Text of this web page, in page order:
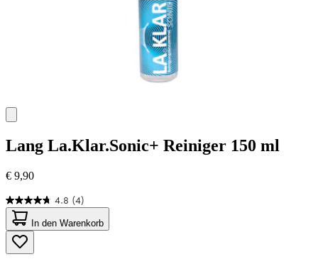
Lang La.Klar.Sonic+ Reiniger 150 ml
€ 9,90
4.8 (4)
4.8
von
5
Sternen.
4
In den Warenkorb